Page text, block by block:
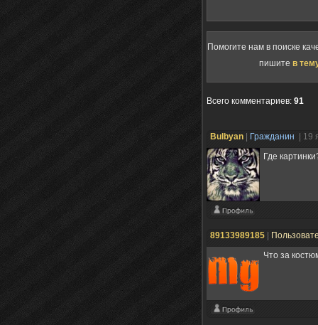
Помогите нам в поиске
пишите в
Всего комментариев: 91
Bulbyan Гражданин
| 19
Где
89133989185
Что за